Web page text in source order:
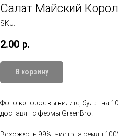
Салат Майский
SKU:
2.00 р.
В корзину
Фото которое вы видите, будет на
доставят с фермы GreenBro.
Всхожесть 99%, Чистота семян